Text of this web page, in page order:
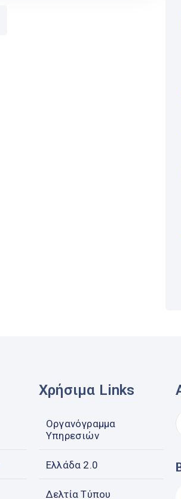
Χρήσιμα Links
Οργανόγραμμα
Υπηρεσιών
Ελλάδα 2.0
Δελτία Τύπου